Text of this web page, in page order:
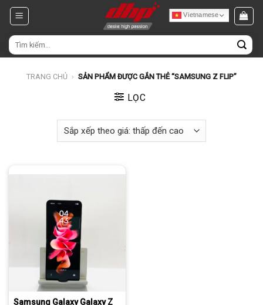
Chuyển
đến
nội
dung
Tìm
kiếm:
TRANG CHỦ › SẢN PHẨM ĐƯỢC GẮN THẺ “SAMSUNG Z FLIP”
LỌC
Samsung Galaxy Galaxy Z
Vietnamese